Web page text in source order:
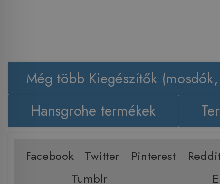
Még több Kiegészítők
Hansgrohe termékek
Facebook Twitter Pinterest
Tumblr